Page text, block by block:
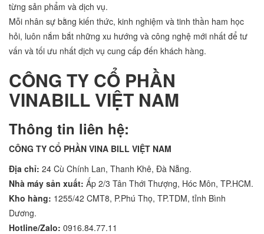
từng sản phẩm và dịch vụ.
Mỗi nhân sự bằng kiến thức, kinh nghiệm và tinh thần ham học
hỏi, luôn nắm bắt những xu hướng và công nghệ mới nhất để tư
vấn và tối ưu nhất dịch vụ cung cấp đến khách hàng.
CÔNG TY CỔ PHẦN
VINABILL VIỆT NAM
Thông tin liên hệ:
CÔNG TY CỔ PHẦN VINA BILL VIỆT NAM
Địa chỉ: 24 Cù Chính Lan, Thanh Khê, Đà Nẵng.
Nhà máy sản xuất: Ấp 2/3 Tân Thới Thượng, Hóc Môn, TP.HCM.
Kho hàng: 1255/42 CMT8, P.Phú Thọ, TP.TDM, tỉnh Bình
Dương.
Hotline/Zalo: 0916.84.77.11